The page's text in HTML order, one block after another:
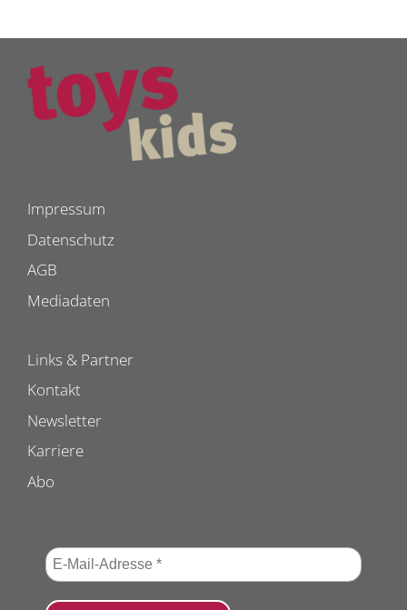
Impressum
Datenschutz
AGB
Mediadaten
Links & Partner
Kontakt
Newsletter
Karriere
Abo